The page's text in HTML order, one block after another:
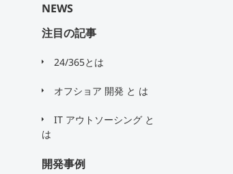
NEWS
注目の記事
24/365とは
オフショア 開発 と は
IT アウトソーシング と
は
開発事例